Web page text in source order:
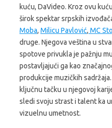
kuću, DaVideo. Kroz ovu
širok spektar srpskih
Moba, Milicu Pavlović, MC
druge. Njegova veština u
spotove privukla je pažnju
postavljajući ga kao
produkcije muzičkih
ključnu tačku u njegovoj
sledi svoju strast i talent ka
vizuelnu umetnost.